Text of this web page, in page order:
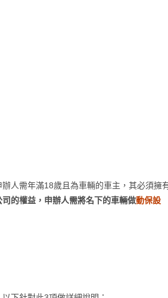
人需年滿18歲且為車輛的車主，其必須擁
的權益，申辦人需將名下的車輛做動保設